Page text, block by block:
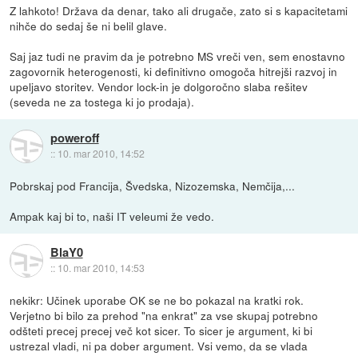
Z lahkoto! Država da denar, tako ali drugače, zato si s kapacitetami
nihče do sedaj še ni belil glave.
Saj jaz tudi ne pravim da je potrebno MS vreči ven, sem enostavno
zagovornik heterogenosti, ki definitivno omogoča hitrejši razvoj in
upeljavo storitev. Vendor lock-in je dolgoročno slaba rešitev
(seveda ne za tostega ki jo prodaja).
poweroff
:: 10. mar 2010, 14:52
Pobrskaj pod Francija, Švedska, Nizozemska, Nemčija,...
Ampak kaj bi to, naši IT veleumi že vedo.
BlaY0
:: 10. mar 2010, 14:53
nekikr: Učinek uporabe OK se ne bo pokazal na kratki rok.
Verjetno bi bilo za prehod "na enkrat" za vse skupaj potrebno
odšteti precej precej več kot sicer. To sicer je argument, ki bi
ustrezal vladi, ni pa dober argument. Vsi vemo, da se vlada